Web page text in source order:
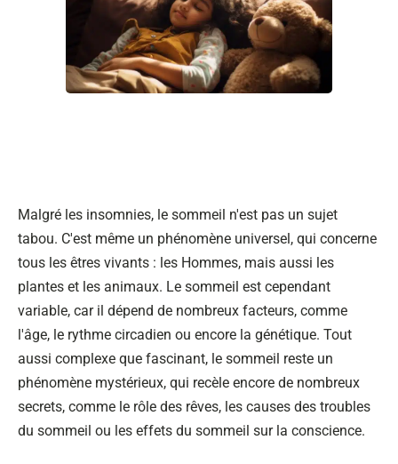
Malgré les insomnies, le sommeil n'est pas un sujet
tabou. C'est même un phénomène universel, qui concerne
tous les êtres vivants : les Hommes, mais aussi les
plantes et les animaux. Le sommeil est cependant
variable, car il dépend de nombreux facteurs, comme
l'âge, le rythme circadien ou encore la génétique. Tout
aussi complexe que fascinant, le sommeil reste un
phénomène mystérieux, qui recèle encore de nombreux
secrets, comme le rôle des rêves, les causes des troubles
du sommeil ou les effets du sommeil sur la conscience.